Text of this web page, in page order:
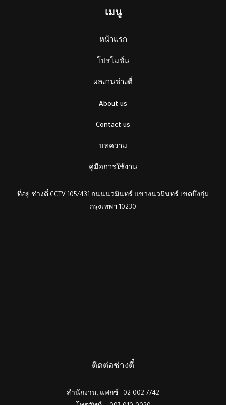
เมนู
หน้าแรก
โปรโมชั่น
ผลงานช่างตี๋
About us
Contact us
บทความ
คู่มือการใช้งาน
ที่อยู่ ช่างตี๋ CCTV 105/431 ถนนนวมินทร์ แขวงนวมินทร์ เขตบึงกุ่ม
กรุงเทพฯ 10230
ติดต่อช่างตี๋
สำนักงาน, แฟกซ์ : 02-002-7742